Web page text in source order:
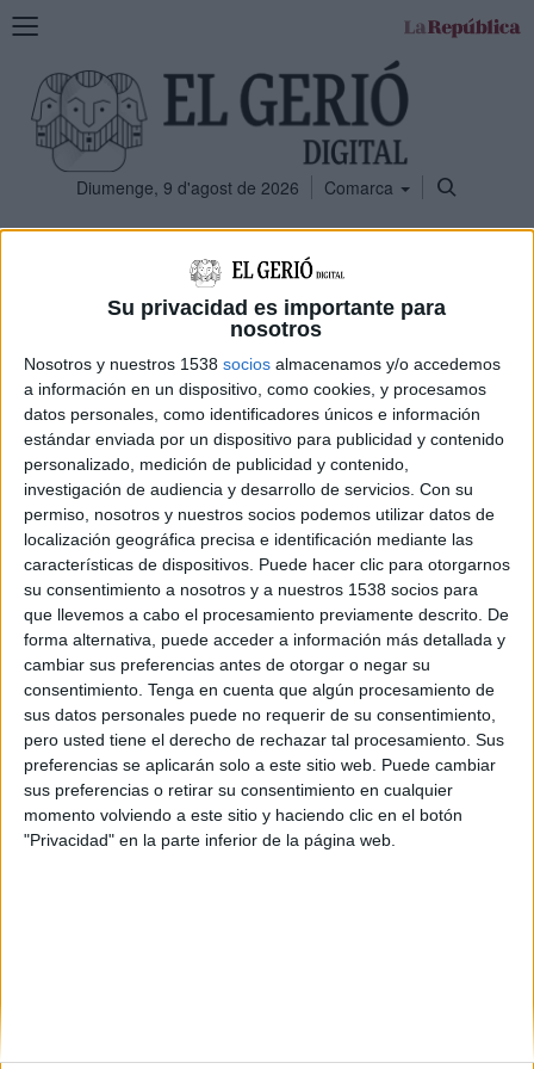
Su privacidad es importante para
nosotros
Nosotros y nuestros 1538 socios almacenamos y/o accedemos
a información en un dispositivo, como cookies, y procesamos
datos personales, como identificadores únicos e información
estándar enviada por un dispositivo para publicidad y contenido
personalizado, medición de publicidad y contenido,
investigación de audiencia y desarrollo de servicios. Con su
permiso, nosotros y nuestros socios podemos utilizar datos de
localización geográfica precisa e identificación mediante las
características de dispositivos. Puede hacer clic para otorgarnos
su consentimiento a nosotros y a nuestros 1538 socios para
que llevemos a cabo el procesamiento previamente descrito. De
forma alternativa, puede acceder a información más detallada y
cambiar sus preferencias antes de otorgar o negar su
consentimiento. Tenga en cuenta que algún procesamiento de
sus datos personales puede no requerir de su consentimiento,
pero usted tiene el derecho de rechazar tal procesamiento. Sus
preferencias se aplicarán solo a este sitio web. Puede cambiar
sus preferencias o retirar su consentimiento en cualquier
momento volviendo a este sitio y haciendo clic en el botón
"Privacidad" en la parte inferior de la página web.
Mostra
navegació
Diumenge, 9 d'agost de 2026 Comarca
ERROR
No hi ha cap element amb aquesta etiqueta
Podeu anara la portada.